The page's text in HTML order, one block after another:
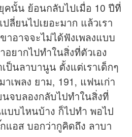
คนั้น ย้อนกลับไปเมื่อ 10 ปีที่
ลี่ยนไปเยอะมาก แล้วเรา
าอาจจะไม่ได้ฟังเพลงแบบ
อยากไปทำในสิ่งที่ตัวเอง
ป็นลาบานูน ตั้งแต่เราเด็กๆ
เพลง ยาม, 191, แฟนเก่า
นจบลองกลับไปทำในสิ่งที่
บบไหนบ้าง ก็ไปทำ พอไป
แอส บอกว่ากูคิดถึง ลาบา